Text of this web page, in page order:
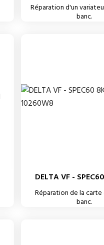
Réparation d'un
banc.
DELTA VF -
Réparation de la
banc.